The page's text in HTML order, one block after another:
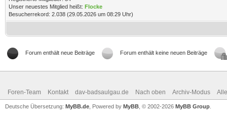
Unser neuestes Mitglied heißt: Flocke
Besucherrekord: 2.038 (29.05.2026 um 08:29 Uhr)
Forum enthält neue Beiträge Forum enthält keine neuen Beiträge
Foren-Team Kontakt dav-badsaulgau.de Nach oben Archiv-Modus
Deutsche Übersetzung: MyBB.de , Powered by MyBB , © 2002-2026 MyBB Group